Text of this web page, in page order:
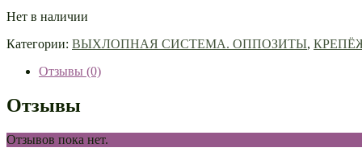
Нет в наличии
Категории: ВЫХЛОПНАЯ СИСТЕМА. ОППОЗИТЫ,
Отзывы (0)
Отзывы
Отзывов пока нет.